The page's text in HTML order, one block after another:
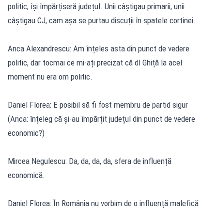
politic, își împărțiseră județul. Unii câștigau primarii, unii
câștigau CJ, cam așa se purtau discuții în spatele cortinei.
Anca Alexandrescu: Am înțeles asta din punct de vedere
politic, dar tocmai ce mi-ați precizat că dl Ghiță la acel
moment nu era om politic.
Daniel Florea: E posibil să fi fost membru de partid sigur
(Anca: înțeleg că și-au împărțit județul din punct de vedere
economic?)
Mircea Negulescu: Da, da, da, da, sfera de influență
economică.
Daniel Florea: În România nu vorbim de o influență malefică